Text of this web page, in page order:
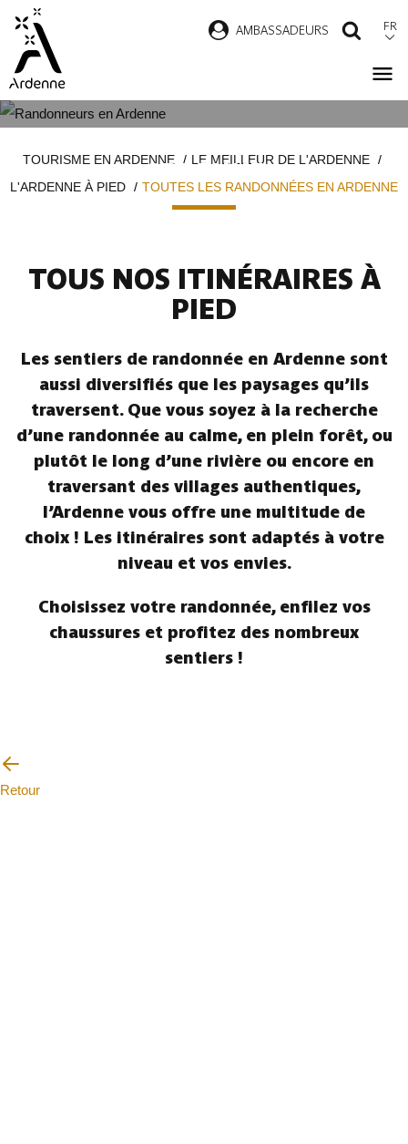
contenu
principal
AMBASSADEURS FR
ARDENNE
d'ArianeTOURISME EN ARDENNE
LE MEILLEUR DE L'ARDENNE
L'ARDENNE À PIED
TOUTES LES RANDONNÉES EN ARDENNE
TOUS NOS ITINÉRAIRES À
PIED
Les sentiers de randonnée en Ardenne sont
aussi diversifiés que les paysages qu’ils
traversent. Que vous soyez à la recherche
d’une randonnée au calme, en plein forêt, ou
plutôt le long d’une rivière ou encore en
traversant des villages authentiques,
l’Ardenne vous offre une multitude de
choix ! Les itinéraires sont adaptés à votre
niveau et vos envies.
Choisissez votre randonnée, enfilez vos
chaussures et profitez des nombreux
sentiers !
Retour